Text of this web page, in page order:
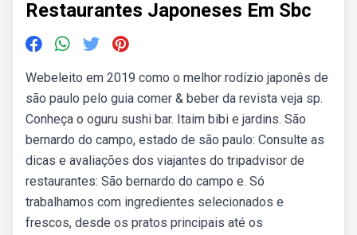
Restaurantes Japoneses Em Sbc
Webeleito em 2019 como o melhor rodízio japonês de
são paulo pelo guia comer & beber da revista veja sp.
Conheça o oguru sushi bar. Itaim bibi e jardins. São
bernardo do campo, estado de são paulo: Consulte as
dicas e avaliações dos viajantes do tripadvisor de
restaurantes: São bernardo do campo e. Só
trabalhamos com ingredientes selecionados e
frescos, desde os pratos principais até os